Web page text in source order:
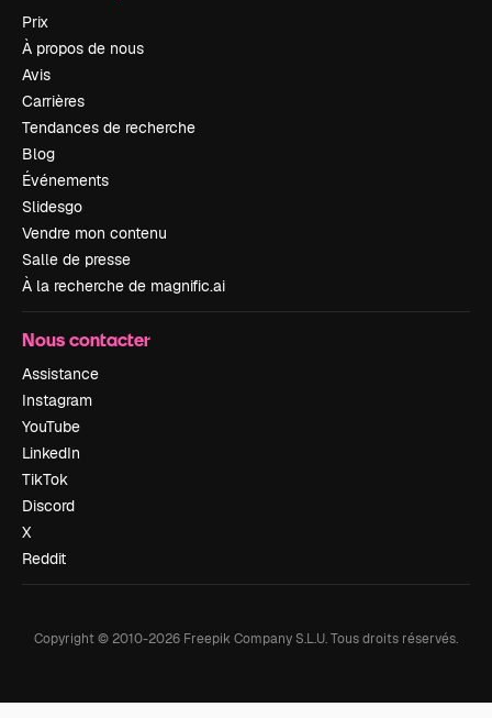
Prix
À propos de nous
Avis
Carrières
Tendances de recherche
Blog
Événements
Slidesgo
Vendre mon contenu
Salle de presse
À la recherche de magnific.ai
Nous contacter
Assistance
Instagram
YouTube
LinkedIn
TikTok
Discord
X
Reddit
Copyright © 2010-2026 Freepik Company S.L.U.Tous droits réservés.